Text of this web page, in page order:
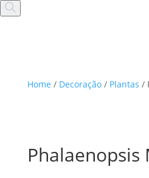
search
Home / Decoração/ Plantas /
Phalaenopsis